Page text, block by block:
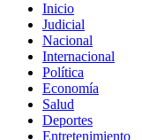
Inicio
Judicial
Nacional
Internacional
Política
Economía
Salud
Deportes
Entretenimiento